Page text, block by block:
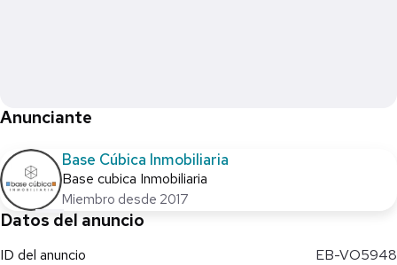
Anunciante
Base Cúbica Inmobiliaria
Base cubica Inmobiliaria
Miembro desde 2017
Datos del anuncio
ID del anuncio
EB-VO5948